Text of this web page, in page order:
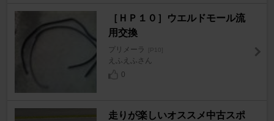
［ＨＰ１０］ウエルドモール流
用交換
プリメーラ [P10]
えふえふさん
0
走りが楽しいオススメ中古スポ